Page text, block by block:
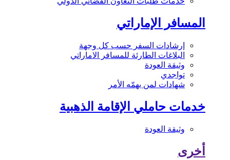
المسافر الإماراتي
إرشادات السفر حسب كل وجهة
البلاغات الطارئة للمسافر الاماراتي
وثيقة العودة
تواجدي
شهادات لمن يهمّه الأمر
خدمات حاملي الإقامة الذهبية
وثيقة العودة
أخرى